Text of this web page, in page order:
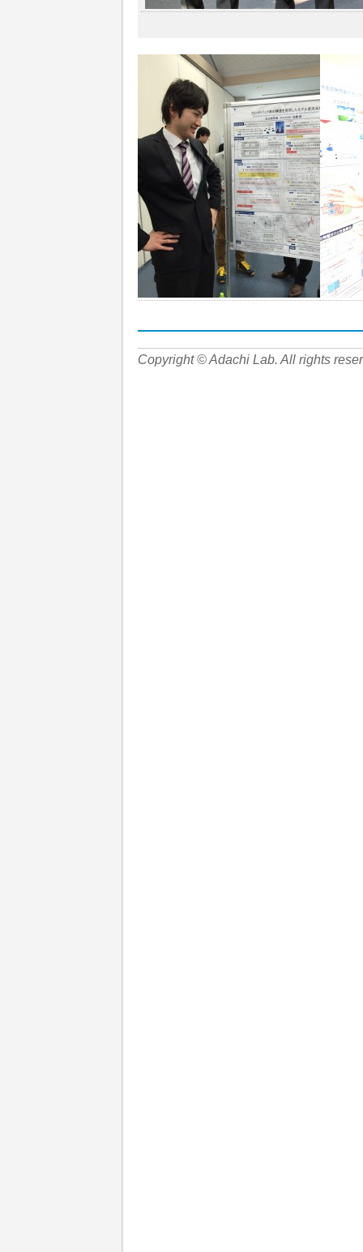
Copyright © Adachi Lab. All rights